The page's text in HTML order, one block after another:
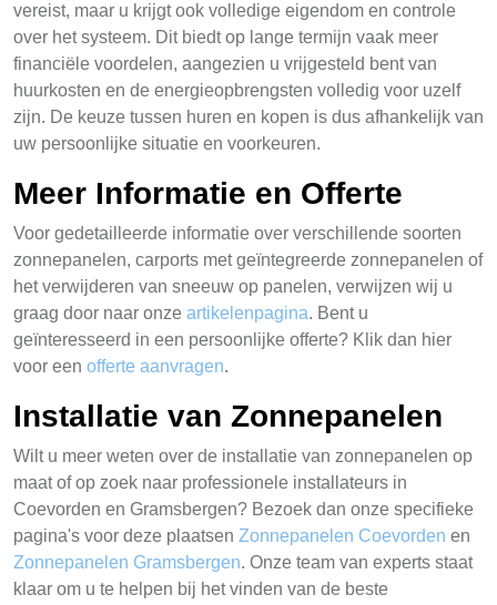
vereist, maar u krijgt ook volledige eigendom en controle
over het systeem. Dit biedt op lange termijn vaak meer
financiële voordelen, aangezien u vrijgesteld bent van
huurkosten en de energieopbrengsten volledig voor uzelf
zijn. De keuze tussen huren en kopen is dus afhankelijk van
uw persoonlijke situatie en voorkeuren.
Meer Informatie en Offerte
Voor gedetailleerde informatie over verschillende soorten
zonnepanelen, carports met geïntegreerde zonnepanelen of
het verwijderen van sneeuw op panelen, verwijzen wij u
graag door naar onze artikelenpagina. Bent u
geïnteresseerd in een persoonlijke offerte? Klik dan hier
voor een offerte aanvragen.
Installatie van Zonnepanelen
Wilt u meer weten over de installatie van zonnepanelen op
maat of op zoek naar professionele installateurs in
Coevorden en Gramsbergen? Bezoek dan onze specifieke
pagina's voor deze plaatsen Zonnepanelen Coevorden en
Zonnepanelen Gramsbergen. Onze team van experts staat
klaar om u te helpen bij het vinden van de beste